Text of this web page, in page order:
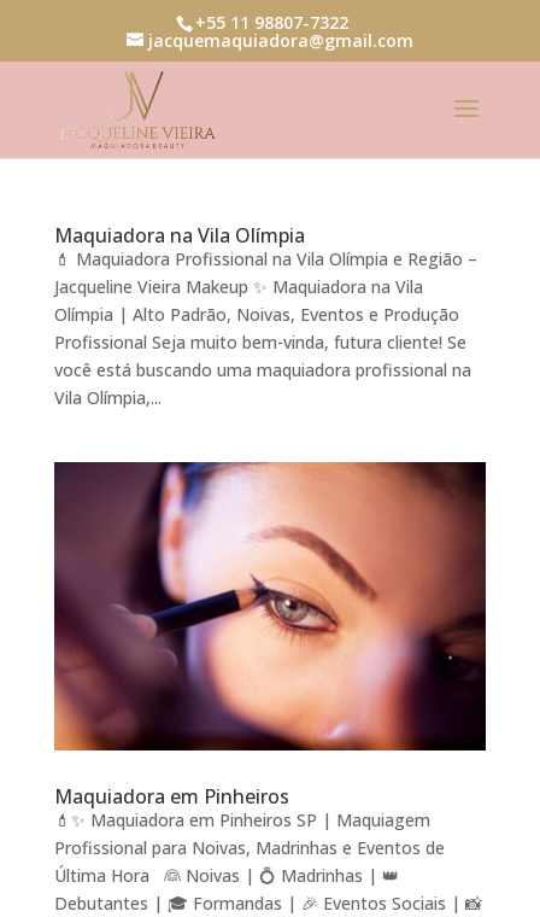
+55 11 98807-7322
jacquemaquiadora@gmail.com
Maquiadora na Vila Olímpia
💄 Maquiadora Profissional na Vila Olímpia e Região –
Jacqueline Vieira Makeup ✨ Maquiadora na Vila
Olímpia | Alto Padrão, Noivas, Eventos e Produção
Profissional Seja muito bem-vinda, futura cliente! Se
você está buscando uma maquiadora profissional na
Vila Olímpia,...
Maquiadora em Pinheiros
💄✨ Maquiadora em Pinheiros SP | Maquiagem
Profissional para Noivas, Madrinhas e Eventos de
Última Hora 👰 Noivas | 💍 Madrinhas | 👑
Debutantes | 🎓 Formandas | 🎉 Eventos Sociais | 📸